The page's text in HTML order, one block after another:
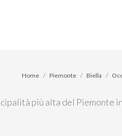
più alta del Piemonte
Home Piemonte Biella